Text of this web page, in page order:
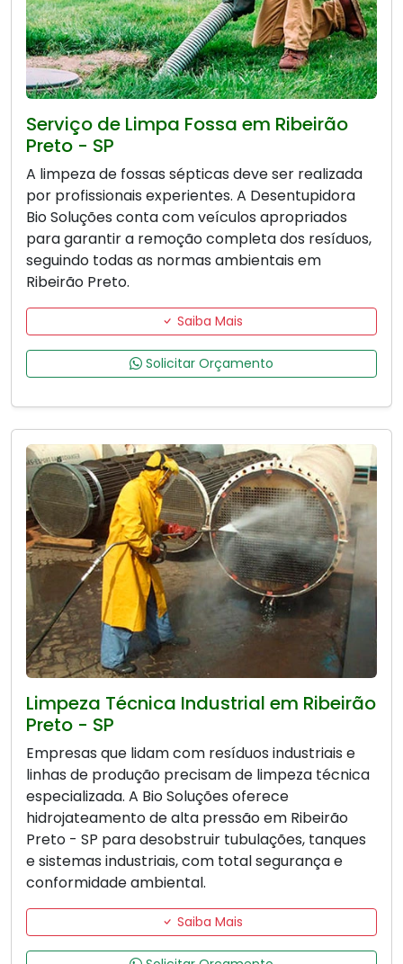
Serviço de Limpa Fossa em Ribeirão
Preto - SP
A limpeza de fossas sépticas deve ser realizada
por profissionais experientes. A Desentupidora
Bio Soluções conta com veículos apropriados
para garantir a remoção completa dos resíduos,
seguindo todas as normas ambientais em
Ribeirão Preto.
Saiba Mais
Solicitar Orçamento
Limpeza Técnica Industrial em Ribeirão
Preto - SP
Empresas que lidam com resíduos industriais e
linhas de produção precisam de limpeza técnica
especializada. A Bio Soluções oferece
hidrojateamento de alta pressão em Ribeirão
Preto - SP para desobstruir tubulações, tanques
e sistemas industriais, com total segurança e
conformidade ambiental.
Saiba Mais